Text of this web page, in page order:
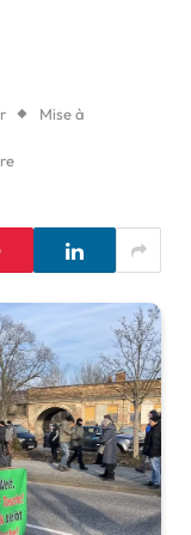
Mise à